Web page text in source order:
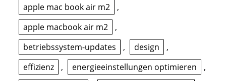
apple mac book air m2
,
apple macbook air m2
,
betriebssystem-updates
, design
,
effizienz
, energieeinstellungen optimieren
,